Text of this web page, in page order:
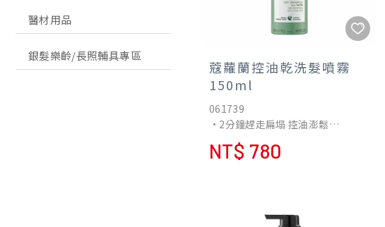
醫材用品
銀髮樂齡/長照輔具專區
蔻蘿蘭控油乾洗髮噴霧
150ml
061739
•2分鐘趕走扁塌 控油澎鬆
•膚色粉末，快速隱形
•優異控油效果可延長下次洗頭時
NT$ 780